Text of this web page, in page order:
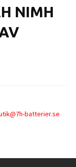
NIMH
batterier.se